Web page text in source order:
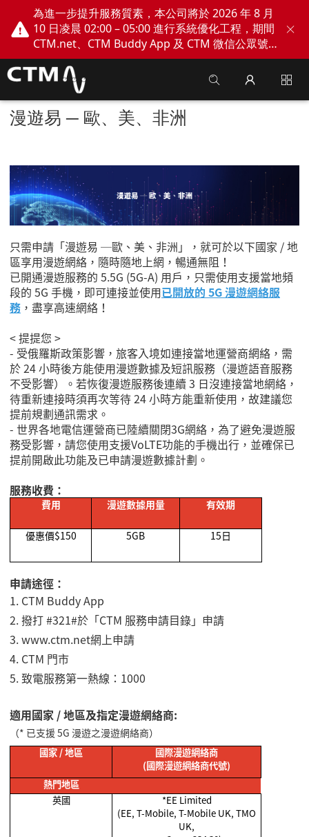
為進一步提升服務質素，本公司將於 2026 年 8 月
10 日凌晨 02:00 – 05:00 進行系統優化工程，期間
CTM.net、CTM Buddy App 及 CTM 微信公眾號
網上服務將會暫停。不便之處，敬請見諒！
漫遊易 ─ 歐、美、非洲
只需申請「漫遊易 ─歐、美、非洲」，就可於以下國家 / 地
區享用漫遊網絡，隨時隨地上網，暢通無阻！
已開通漫遊服務的 5.5G (5G-A) 用戶，只需使用支援當地頻
段的 5G 手機，即可連接並使用已開放的 5G 漫遊網絡服
務 ，盡享高速網絡！
< 提提您 >
- 受俄羅斯政策影響，旅客入境如連接當地運營商網絡，需
於 24 小時後方能使用漫遊數據及短訊服務（漫遊語音服務
不受影響）。若恢復漫遊服務後連續 3 日沒連接當地網絡，
待重新連接時須再次等待 24 小時方能重新使用，故建議您
提前規劃通訊需求。
- 世界各地電信運營商已陸續關閉3G網絡，為了避免漫遊服
務受影響，請您使用支援VoLTE功能的手機出行，並確保已
提前開啟此功能及已申請漫遊數據計劃。
服務收費：
費用 漫遊數據用量 有效期
優惠價$150 5GB 15日
申請途徑：
1. CTM Buddy App
2.撥打 #321#於「CTM 服務申請目錄」申請
3. www.ctm.net網上申請
4. CTM 門市
5.致電服務第一熱線： 1000
適用國家 / 地區及指定漫遊網絡商:
（* 已支援 5G 漫遊之漫遊網絡商）
國家/地區
國際漫遊網絡商
(國際漫遊網絡商代號)
熱門地區
英國
*EE Limited
(EE, T-Mobile, T-Mobile UK, TMO
UK,